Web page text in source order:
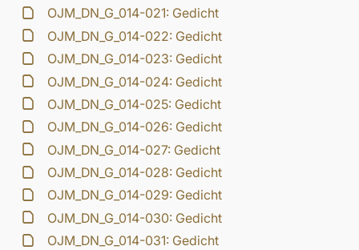
OJM_DN_G_014-021: Gedicht
OJM_DN_G_014-022: Gedicht
OJM_DN_G_014-023: Gedicht
OJM_DN_G_014-024: Gedicht
OJM_DN_G_014-025: Gedicht
OJM_DN_G_014-026: Gedicht
OJM_DN_G_014-027: Gedicht
OJM_DN_G_014-028: Gedicht
OJM_DN_G_014-029: Gedicht
OJM_DN_G_014-030: Gedicht
OJM_DN_G_014-031: Gedicht